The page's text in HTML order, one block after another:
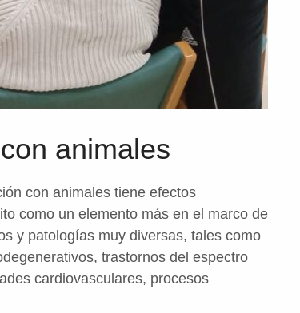
animales
con animales tiene efectos
como un elemento más en el marco de
y patologías muy diversas, tales como
trastornos del espectro
cardiovasculares, procesos